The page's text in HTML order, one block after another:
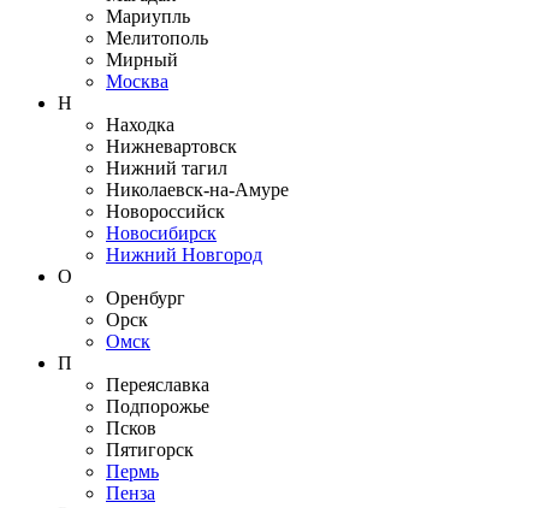
Мариупль
Мелитополь
Мирный
Москва
Н
Находка
Нижневартовск
Нижний тагил
Николаевск-на-Амуре
Новороссийск
Новосибирск
Нижний Новгород
О
Оренбург
Орск
Омск
П
Переяславка
Подпорожье
Псков
Пятигорск
Пермь
Пенза